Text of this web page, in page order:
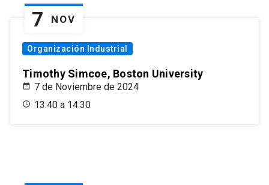
7 NOV
Organización Industrial
Timothy Simcoe, Boston University
7 de Noviembre de 2024
13:40 a 14:30